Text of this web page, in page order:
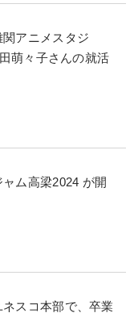
関アニメスタジ
萌々子さんの就活
ム高梁2024 が開
ネスコ本部で、卒業